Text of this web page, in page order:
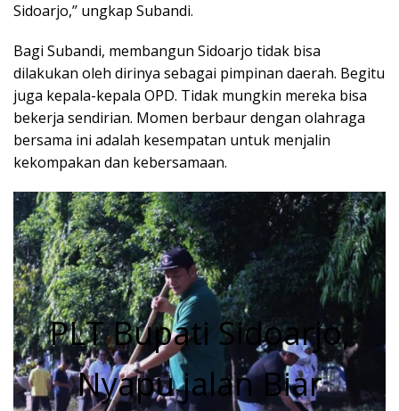
Sidoarjo,’’ ungkap Subandi.
Bagi Subandi, membangun Sidoarjo tidak bisa
dilakukan oleh dirinya sebagai pimpinan daerah. Begitu
juga kepala-kepala OPD. Tidak mungkin mereka bisa
bekerja sendirian. Momen berbaur dengan olahraga
bersama ini adalah kesempatan untuk menjalin
kekompakan dan kebersamaan.
PLT Bupati Sidoarjo,
Nyapu jalan Biar